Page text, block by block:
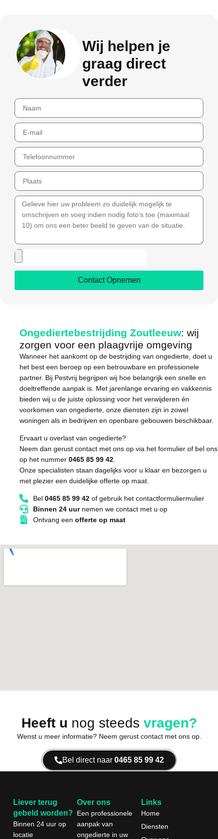
Wij helpen je
graag direct
verder
Contact Opnemen
Ongediertebestrijding Zoutleeuw: wij
zorgen voor een plaagvrije omgeving
Wanneer het aankomt op de bestrijding van ongedierte, doet u
het best een beroep op een betrouwbare en professionele
partner. Bij Pestvrij begrijpen wij hoe belangrijk een snelle en
doeltreffende aanpak is. Met jarenlange ervaring en vakkennis
bieden wij u de juiste oplossing voor het verwijderen én
voorkomen van ongedierte, onze diensten zijn in zowel
woningen als in bedrijven en openbare gebouwen beschikbaar.
Ervaart u overlast van ongedierte?
Neem dan gerust contact met ons op via het formulier of bel ons
op het nummer 0465 85 99 42
Onze specialisten staan dagelijks voor u klaar en bezorgen u
met plezier een duidelijke offerte op maat.
Bel 0465 85 99 42of gebruik het contactformuliermulier
Binnen 24 uurnemen we contact met u op
Ontvang een offerte op maat
Heeft u nog steeds vragen?
Wenst u meer informatie? Neem gerust contact met ons op.
Bel direct naar 0465 85 99 42
Over ons
Een professionele
aanpak van
ongedierte in uw
Links
Home
Diensten
Liever terug
gebeld worden?
Binnen 24 uurop
locatie